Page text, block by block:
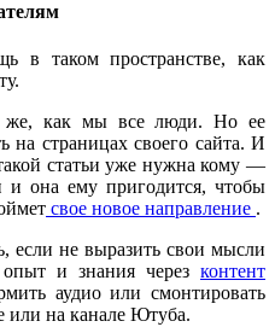
в таком пространстве, как
же, как мы все люди. Но ее
на страницах своего сайта. И
статьи уже нужна кому —
она ему пригодится, чтобы
свое новое направление .
если не выразить свои мысли
и знания через контент
аудио или смонтировать
или на канале Ютуба.